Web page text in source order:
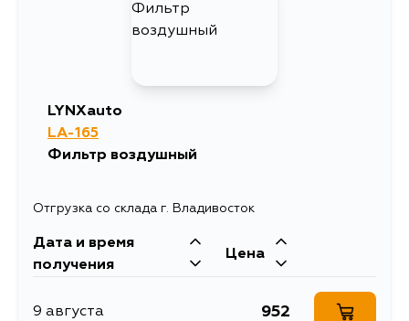
LYNXauto
LA-165
Фильтр воздушный
Отгрузка со склада г. Владивосток
Дата и время
получения
Цена
9 августа 952